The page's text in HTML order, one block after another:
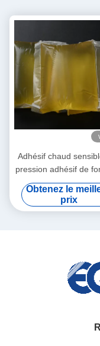
Adhésif chaud
pression adhésif de
fonte chaude auto-
du label PSA
Obtenez le
prix